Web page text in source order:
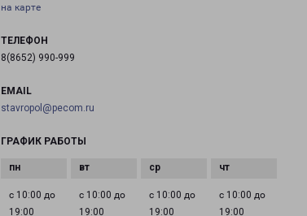
на карте
ТЕЛЕФОН
8(8652) 990-999
EMAIL
stavropol@pecom.ru
ГРАФИК РАБОТЫ
с 10:00 до
19:00
с 10:00 до
19:00
с 10:00 до
19:00
с 10:00 до
19:00